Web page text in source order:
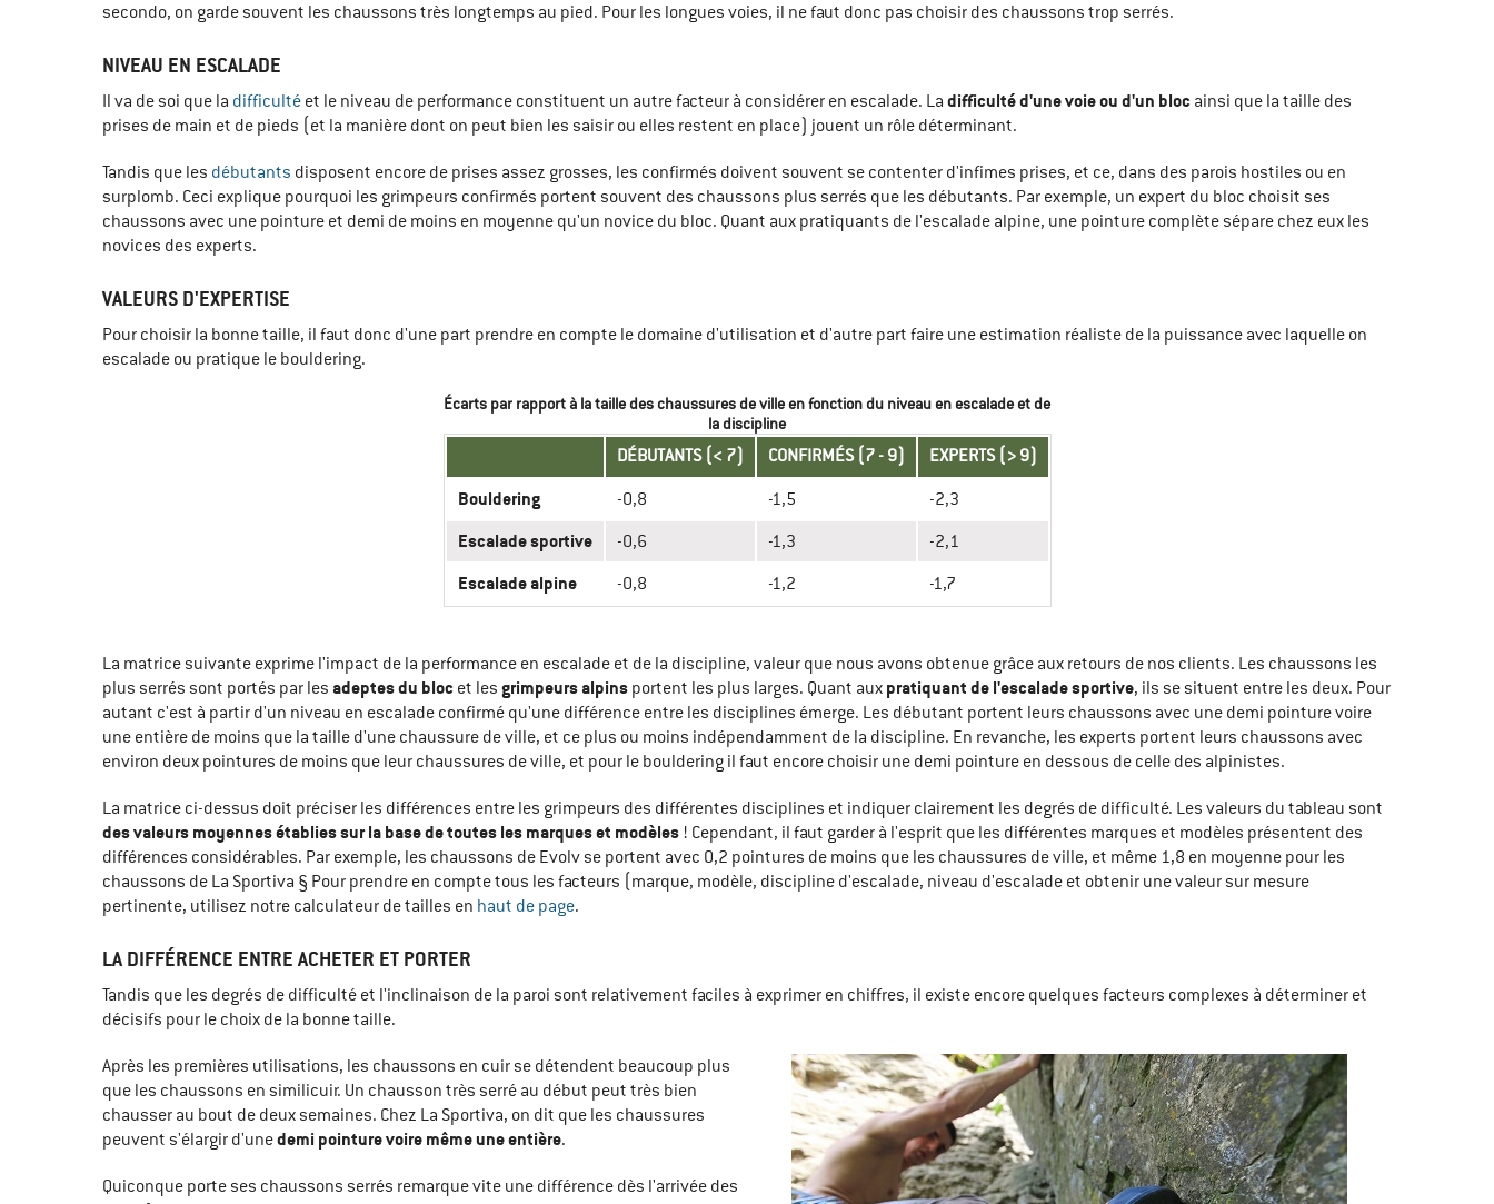
secondo, on garde souvent les chaussons très longtemps au pied. Pour les longues voies, il ne faut donc pas choisir des chaussons trop serrés.
NIVEAU EN ESCALADE
Il va de soi que la difficulté et le niveau de performance constituent un autre facteur à considérer en escalade. La difficulté d'une voie ou d'un bloc ainsi que la taille des
prises de main et de pieds (et la manière dont on peut bien les saisir ou elles restent en place) jouent un rôle déterminant.
Tandis que les débutants disposent encore de prises assez grosses, les confirmés doivent souvent se contenter d'infimes prises, et ce, dans des parois hostiles ou en
surplomb. Ceci explique pourquoi les grimpeurs confirmés portent souvent des chaussons plus serrés que les débutants. Par exemple, un expert du bloc choisit ses
chaussons avec une pointure et demi de moins en moyenne qu'un novice du bloc. Quant aux pratiquants de l'escalade alpine, une pointure complète sépare chez eux les
novices des experts.
VALEURS D'EXPERTISE
Pour choisir la bonne taille, il faut donc d'une part prendre en compte le domaine d'utilisation et d'autre part faire une estimation réaliste de la puissance avec laquelle on
escalade ou pratique le bouldering.
Écarts par rapport à la taille des chaussures de ville en fonction du niveau en escalade et de
la discipline
DÉBUTANTS (< 7) CONFIRMÉS (7 - 9) EXPERTS (> 9)
Bouldering -0,8 -1,5 -2,3
Escalade sportive -0,6 -1,3 -2,1
Escalade alpine -0,8 -1,2 -1,7
La matrice suivante exprime l'impact de la performance en escalade et de la discipline, valeur que nous avons obtenue grâce aux retours de nos clients. Les chaussons les
plus serrés sont portés par les adeptes du bloc et les grimpeurs alpins portent les plus larges. Quant aux pratiquant de l'escalade sportive, ils se situent entre les deux. Pour
autant c'est à partir d'un niveau en escalade confirmé qu'une différence entre les disciplines émerge. Les débutant portent leurs chaussons avec une demi pointure voire
une entière de moins que la taille d'une chaussure de ville, et ce plus ou moins indépendamment de la discipline. En revanche, les experts portent leurs chaussons avec
environ deux pointures de moins que leur chaussures de ville, et pour le bouldering il faut encore choisir une demi pointure en dessous de celle des alpinistes.
La matrice ci-dessus doit préciser les différences entre les grimpeurs des différentes disciplines et indiquer clairement les degrés de difficulté. Les valeurs du tableau sont
des valeurs moyennes établies sur la base de toutes les marques et modèles ! Cependant, il faut garder à l'esprit que les différentes marques et modèles présentent des
différences considérables. Par exemple, les chaussons de Evolv se portent avec 0,2 pointures de moins que les chaussures de ville, et même 1,8 en moyenne pour les
chaussons de La Sportiva § Pour prendre en compte tous les facteurs (marque, modèle, discipline d'escalade, niveau d'escalade et obtenir une valeur sur mesure
pertinente, utilisez notre calculateur de tailles en haut de page.
LA DIFFÉRENCE ENTRE ACHETER ET PORTER
Tandis que les degrés de difficulté et l'inclinaison de la paroi sont relativement faciles à exprimer en chiffres, il existe encore quelques facteurs complexes à déterminer et
décisifs pour le choix de la bonne taille.
Après les premières utilisations, les chaussons en cuir se détendent beaucoup plus
que les chaussons en similicuir. Un chausson très serré au début peut très bien
chausser au bout de deux semaines. Chez La Sportiva, on dit que les chaussures
peuvent s'élargir d'unedemi pointure voire même une entière.
Quiconque porte ses chaussons serrés remarque vite une différence dès l'arrivée des